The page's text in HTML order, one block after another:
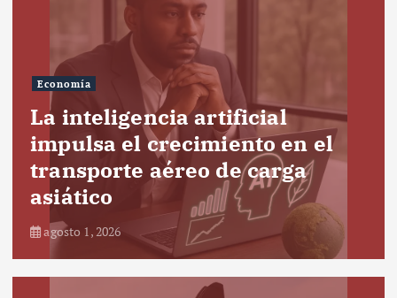
Economía
La inteligencia artificial
impulsa el crecimiento en el
transporte aéreo de carga
asiático
agosto 1, 2026